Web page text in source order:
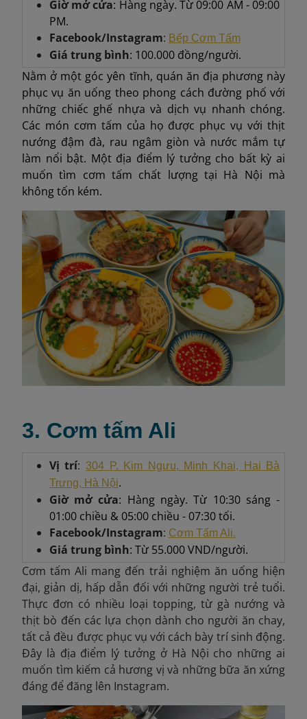
Giờ mở cửa: Hàng ngày. Từ 09:00 AM - 09:00
PM.
Facebook/Instagram: Bếp Cơm Tấm
Giá trung bình: 100.000 đồng/người.
Nằm ở một góc yên tĩnh, quán ăn địa phương này
phục vụ ăn uống theo phong cách đường phố với
những chiếc ghế nhựa và dịch vụ nhanh chóng.
Các món cơm tấm của họ được phục vụ với thịt
nướng đậm đà, rau ngâm giòn và nước mắm tự
làm nổi bật. Một địa điểm lý tưởng cho bất kỳ ai
muốn tìm cơm tấm chất lượng tại Hà Nội mà
không tốn kém.
3. Cơm tấm Ali
Vị trí: 304 P. Kim Ngưu, Minh Khai, Hai Bà
Trưng, Hà Nội.
Giờ mở cửa: Hàng ngày. Từ 10:30 sáng -
01:00 chiều & 05:00 chiều - 07:30 tối.
Facebook/Instagram: Cơm Tấm Ali.
Giá trung bình: Từ 55.000 VND/người.
Cơm tấm Ali mang đến trải nghiệm ăn uống hiện
đại, giản dị, hấp dẫn đối với những người trẻ tuổi.
Thực đơn có nhiều loại topping, từ gà nướng và
thịt bò đến các lựa chọn dành cho người ăn chay,
tất cả đều được phục vụ với cách bày trí sinh động.
Đây là địa điểm lý tưởng ở Hà Nội cho những ai
muốn tìm kiếm cả hương vị và những bữa ăn xứng
đáng để đăng lên Instagram.